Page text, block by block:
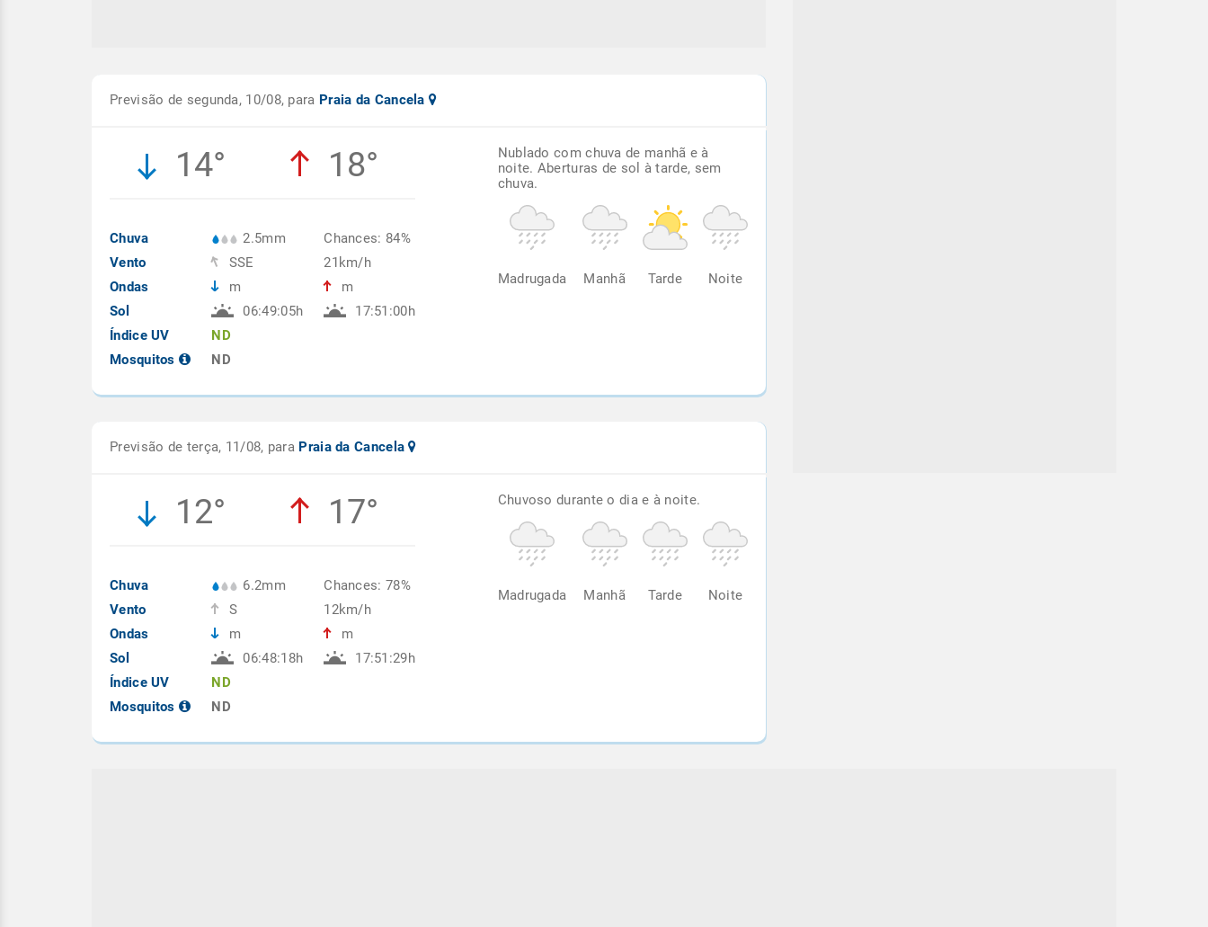
Previsão de segunda, 10/08, para Praia da Cancela
14° 18°
Chuva
Vento
Ondas
Sol
Índice UV
Mosquitos
2.5mm
SSE
m
06:49:05h
ND
ND
Chances: 84%
21km/h
m
17:51:00h
Nublado com chuva de manhã e à
noite. Aberturas de sol à tarde, sem
chuva.
Madrugada Manhã Tarde Noite
Previsão de terça, 11/08, para Praia da Cancela
12° 17°
Chuva
Vento
Ondas
Sol
Índice UV
Mosquitos
6.2mm
S
m
06:48:18h
ND
ND
Chances: 78%
12km/h
m
17:51:29h
Chuvoso durante o dia e à noite.
Madrugada Manhã Tarde Noite